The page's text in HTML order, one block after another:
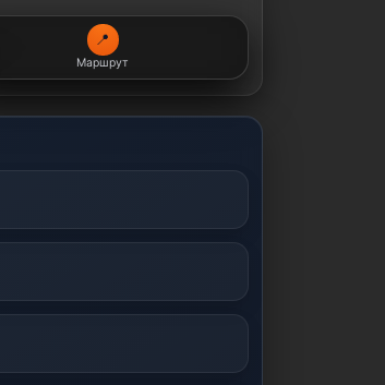
📍
Маршрут